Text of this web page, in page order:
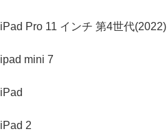
iPad Pro 11 インチ 第4世代(2022)
ipad mini 7
iPad
iPad 2